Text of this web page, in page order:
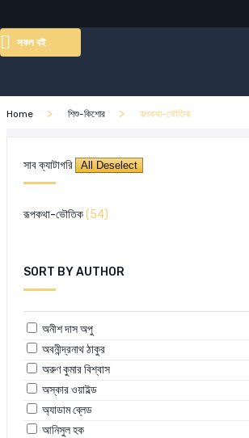
সকল বই
Home শিশু-কিশোর রূপকথা-ভৌতিক
সাব ক্যাটাগরি
রূপকথা-ভৌতিক(54)
SORT BY AUTHOR
অনীশ দাস অপু
অবনীন্দ্রনাথ ঠাকুর
অরুণ কুমার বিশ্বাস
অস্কার ওয়াইল্ড
অ্যাডাম ব্লেড
আনিসুল হক